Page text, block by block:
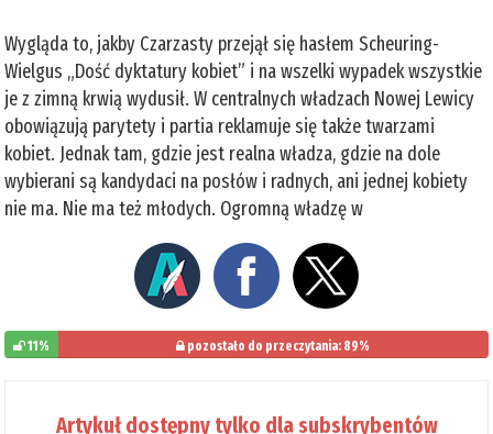
Wygląda to, jakby Czarzasty przejął się hasłem Scheuring-
Wielgus „Dość dyktatury kobiet” i na wszelki wypadek wszystkie
je z zimną krwią wydusił. W centralnych władzach Nowej Lewicy
obowiązują parytety i partia reklamuje się także twarzami
kobiet. Jednak tam, gdzie jest realna władza, gdzie na dole
wybierani są kandydaci na posłów i radnych, ani jednej kobiety
nie ma. Nie ma też młodych. Ogromną władzę w
11% pozostało do przeczytania: 89%
Artykuł dostępny tylko dla subskrybentów